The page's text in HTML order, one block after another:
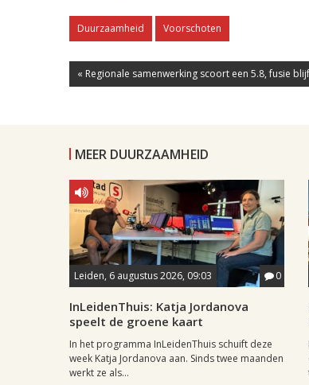
Duurzaamheid Voorschoten
« Regionale samenwerking scoort een 5.8, fusie
MEER DUURZAAMHEID
Leiden, 6 augustus 2026, 09:03 0
InLeidenThuis: Katja Jordanova
speelt de groene kaart
In het programma InLeidenThuis schuift deze
week Katja Jordanova aan. Sinds twee maanden
werkt ze als...